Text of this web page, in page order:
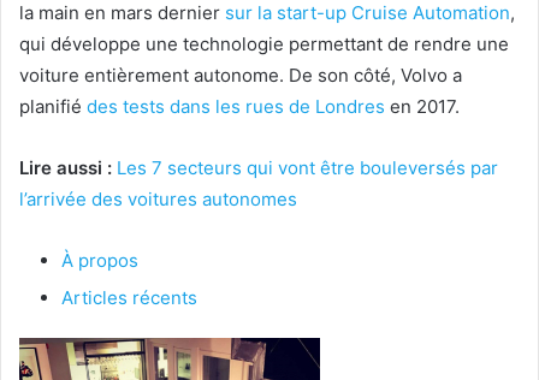
la main en mars dernier sur la start-up Cruise Automation,
qui développe une technologie permettant de rendre une
voiture entièrement autonome. De son côté, Volvo a
planifié des tests dans les rues de Londres en 2017.
Lire aussi : Les 7 secteurs qui vont être bouleversés par
l’arrivée des voitures autonomes
À propos
Articles récents